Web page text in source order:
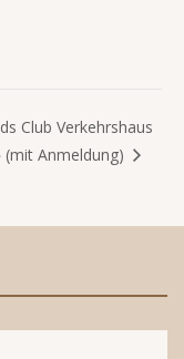
Club Verkehrshaus
Anmeldung)